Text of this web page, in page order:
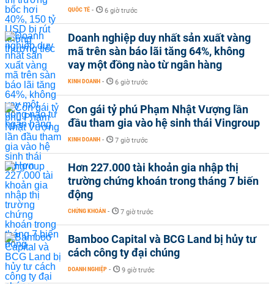
QUỐC TẾ - 6 giờ trước
Doanh nghiệp duy nhất sản xuất vàng
mã trên sàn báo lãi tăng 64%, không
vay một đồng nào từ ngân hàng
KINH DOANH - 6 giờ trước
Con gái tỷ phú Phạm Nhật Vượng lần
đầu tham gia vào hệ sinh thái Vingroup
KINH DOANH - 7 giờ trước
Hơn 227.000 tài khoản gia nhập thị
trường chứng khoán trong tháng 7 biến
động
CHỨNG KHOÁN - 7 giờ trước
Bamboo Capital và BCG Land bị hủy tư
cách công ty đại chúng
DOANH NGHIỆP - 9 giờ trước